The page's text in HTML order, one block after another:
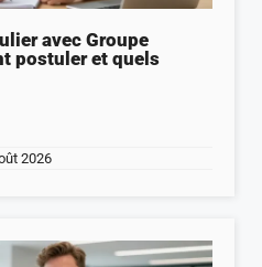
avec Groupe
postuler et quels
2026